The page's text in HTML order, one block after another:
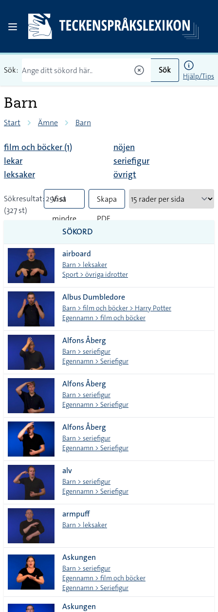
Sök: Sök
Hjälp/Tips
Barn
Start Ämne Barn
film och böcker (1)
lekar
leksaker
nöjen
seriefigur
övrigt
Sökresultat: 296 st
(327 st)
Visa
mindre
tecken
Skapa
PDF
SÖKORD
airboard
Barn > leksaker
Sport > övriga idrotter
Albus Dumbledore
Barn > film och böcker > Harry Potter
Egennamn > film och böcker
Alfons Åberg
Barn > seriefigur
Egennamn > Seriefigur
Alfons Åberg
Barn > seriefigur
Egennamn > Seriefigur
Alfons Åberg
Barn > seriefigur
Egennamn > Seriefigur
alv
Barn > seriefigur
Egennamn > Seriefigur
armpuff
Barn > leksaker
Askungen
Barn > seriefigur
Egennamn > film och böcker
Egennamn > Seriefigur
Askungen